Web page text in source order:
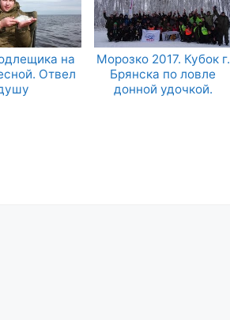
на
Отвел
Морозко 2017. Кубок г.
Брянска по ловле
донной удочкой.